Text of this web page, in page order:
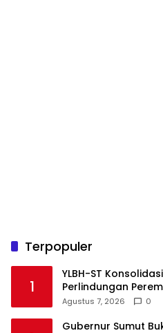
Terpopuler
1
YLBH-ST
Perlindungan
Agustus 7, 2026 0
Gubernur Sumut